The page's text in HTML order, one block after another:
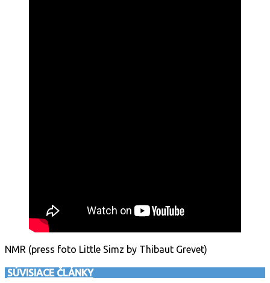
NMR (press foto Little Simz by Thibaut Grevet)
SÚVISIACE ČLÁNKY